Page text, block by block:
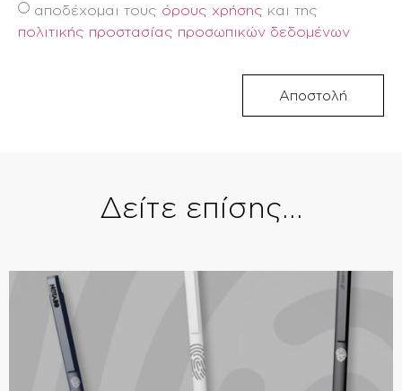
αποδέχομαι τους όρους χρήσης και της
πολιτικής προστασίας προσωπικών δεδομένων
Αποστολή
Δείτε επίσης...